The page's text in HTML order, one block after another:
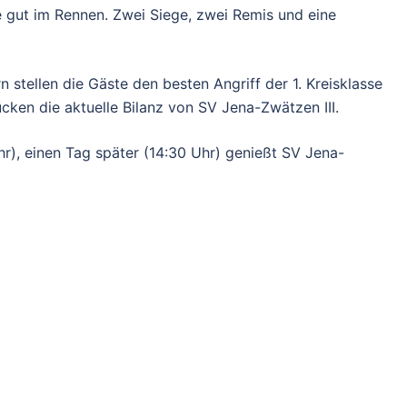
im Rennen. Zwei Siege, zwei Remis und eine
die Gäste den besten Angriff der 1. Kreisklasse
die aktuelle Bilanz von SV Jena-Zwätzen III.
einen Tag später (14:30 Uhr) genießt SV Jena-